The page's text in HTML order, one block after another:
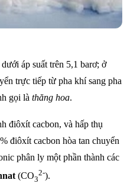
áp suất trên 5,1 barơ; ở
trực tiếp từ pha khí sang pha
gọi là thăng hoa.
điôxít cacbon, và hấp thụ
điôxít cacbon hòa tan chuyển
phân ly một phần thành các
(CO3
2-).